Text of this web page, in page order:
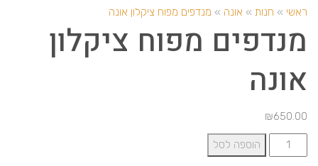
» חנות » אונה » מנדפים מפוח ציקלון אונה
מפוח ציקלון
₪
הוספה לסל